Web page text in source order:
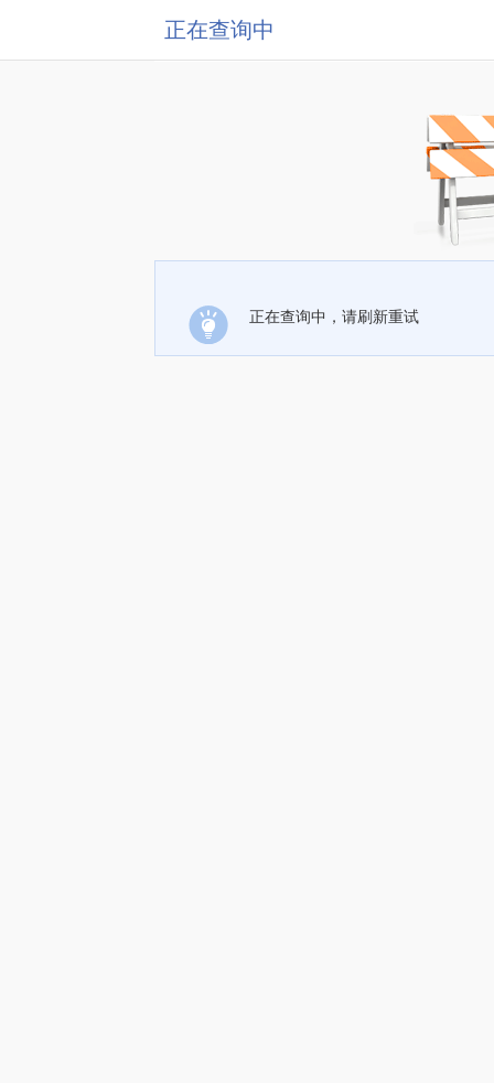
正在查询中
正在查询中，请刷新重试